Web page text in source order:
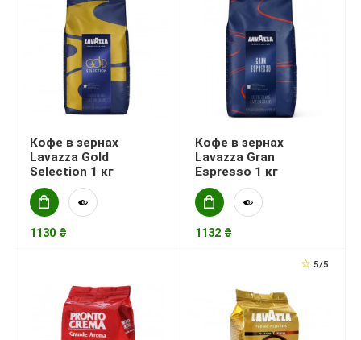
Кофе в зернах
Lavazza Gold
Selection 1 кг
1130 ₴
Кофе в зернах
Lavazza Gran
Espresso 1 кг
1132 ₴
5/5